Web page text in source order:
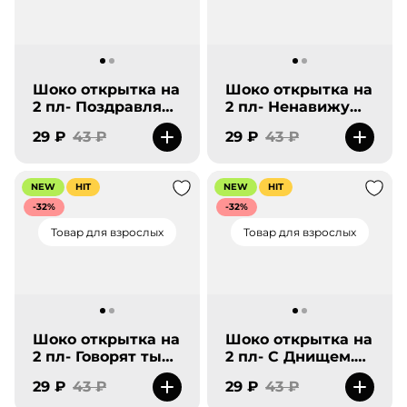
Шоко открытка на
2 пл- Поздравляю
Балбес. От всей
души.
29 ₽ 43 ₽
Шоко открытка на
2 пл- Ненавижу
тебя меньше всех.
Таких еще
29 ₽ 43 ₽
Товар для взрослых
NEW
HIT
-32%
Шоко открытка на
2 пл- Говорят ты
будет чики-пуки.
29 ₽ 43 ₽
Товар для взрослых
NEW
HIT
-32%
Шоко открытка на
2 пл- С Днищем.
Всего хорошего
короч.
29 ₽ 43 ₽